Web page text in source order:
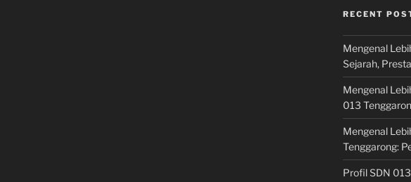
RECENT
Mengenal
Sejarah,
Mengenal
013
Mengenal
Tenggarong:
Profil SDN